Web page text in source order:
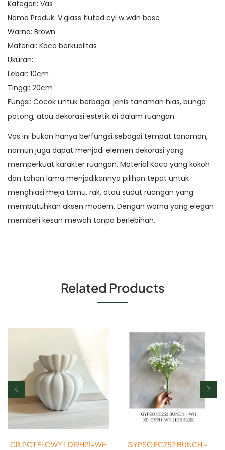
Kategori: Vas
Nama Produk: V.glass fluted cyl w wdn base
Warna: Brown
Material: Kaca berkualitas
Ukuran:
Lebar: 10cm
Tinggi: 20cm
Fungsi: Cocok untuk berbagai jenis tanaman hias, bunga
potong, atau dekorasi estetik di dalam ruangan.
Vas ini bukan hanya berfungsi sebagai tempat tanaman,
namun juga dapat menjadi elemen dekorasi yang
memperkuat karakter ruangan. Material Kaca yang kokoh
dan tahan lama menjadikannya pilihan tepat untuk
menghiasi meja tamu, rak, atau sudut ruangan yang
membutuhkan aksen modern. Dengan warna yang elegan
memberi kesan mewah tanpa berlebihan.
Related Products
CR.POT FLOWY L D19H21-WH
GYPSO FC252 BUNCH –